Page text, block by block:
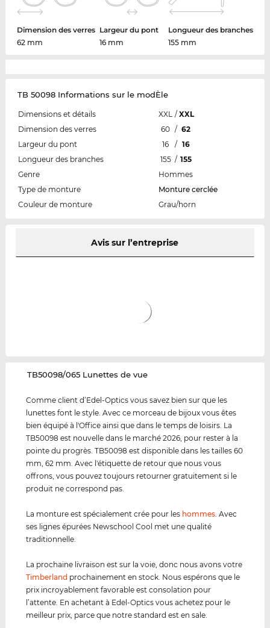
Dimension des verres
62 mm
Largeur du pont
16 mm
Longueur des branches
155 mm
TB 50098 Informations sur le modÈle
Dimensions et détails XXL / XXL
Dimension des verres
60 / 62
Largeur du pont
16 / 16
Longueur des branches
155 / 155
Genre
Hommes
Type de monture
Monture cerclée
Couleur de monture
Grau/horn
Avis sur l’entreprise
‌TB50098/065 Lunettes de vue
Comme client d’Edel-Optics vous savez bien sur que les
lunettes font le style. Avec ce morceau de bijoux vous êtes
bien équipé à l'Office ainsi que dans le temps de loisirs. La
TB50098 est nouvelle dans le marché 2026, pour rester à la
pointe du progrès. TB50098 est disponible dans les tailles 60
mm, 62 mm. Avec l'étiquette de retour que nous vous
offrons, vous pouvez toujours retourner gratuitement si le
produit ne correspond pas.
La monture est spécialement crée pour les hommes . Avec
ses lignes épurées Newschool Cool met une qualité
traditionnelle.
La prochaine livraison est sur la voie, donc nous avons votre
Timberland prochainement en stock. Nous espérons que le
prix incroyablement favorable est consolation pour
l’attente. En achetant à Edel-Optics vous achetez pour le
meilleur prix, parce que notre standard est en sale.